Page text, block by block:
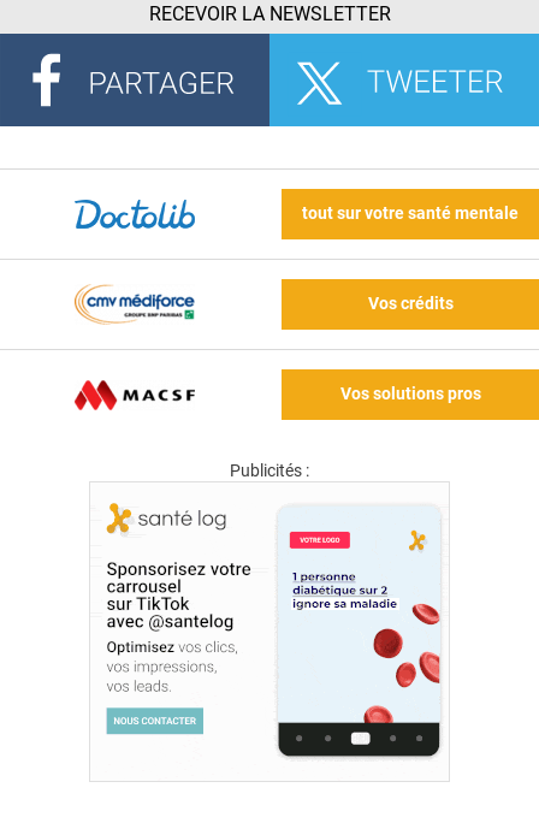
RECEVOIR LA NEWSLETTER
tout sur votre santé mentale
Vos crédits
Vos solutions pros
Publicités :